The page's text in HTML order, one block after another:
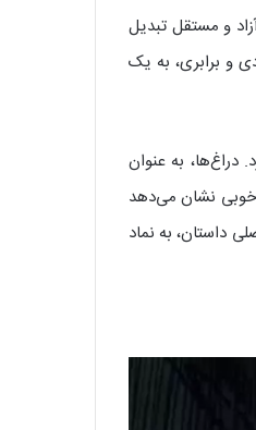
و مستقل تبدیل
و برابری، به یک
به عنوان
خوبی نشان می‌دهد
داستان، به نماد